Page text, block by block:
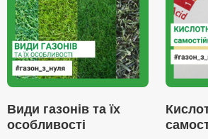
Види газонів та їх
особливості